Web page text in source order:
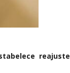
reajuste